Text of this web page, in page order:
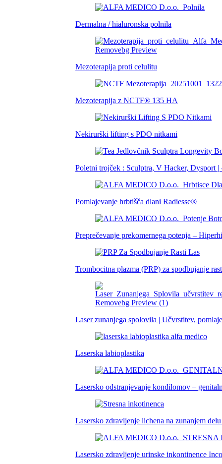
Dermalna / hialuronska polnila
Mezoterapija proti celulitu
Mezoterapija z NCTF® 135 HA
Nekirurški lifting s PDO nitkami
Poletni trojček : Sculptra, V Hacker, Dysport |
Pomlajevanje hrbtišča dlani Radiesse®
Preprečevanje prekomernega potenja –
Trombocitna plazma (PRP) za spodbujanje
Laser zunanjega spolovila | Učvrstitev,
Laserska labioplastika
Lasersko odstranjevanje kondilomov –
Lasersko zdravljenje lichena na zunanjem
Lasersko zdravljenje urinske inkontinence